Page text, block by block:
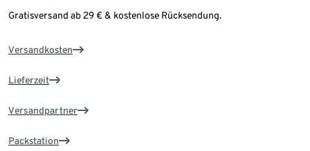
Gratisversand ab 29 € & kostenlose Rücksendung.
Versandkosten
Lieferzeit
Versandpartner
Packstation